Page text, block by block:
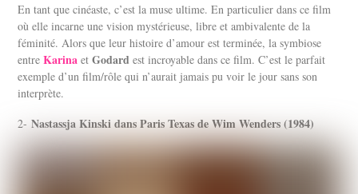
En tant que cinéaste, c’est la muse ultime. En particulier dans ce film
où elle incarne une vision mystérieuse, libre et ambivalente de la
féminité. Alors que leur histoire d’amour est terminée, la symbiose
entreKarina etGodard est incroyable dans ce film. C’est le parfait
exemple d’un film/rôle qui n’aurait jamais pu voir le jour sans son
interprète.
2-Nastassja Kinski dans Paris Texas de Wim Wenders (1984)